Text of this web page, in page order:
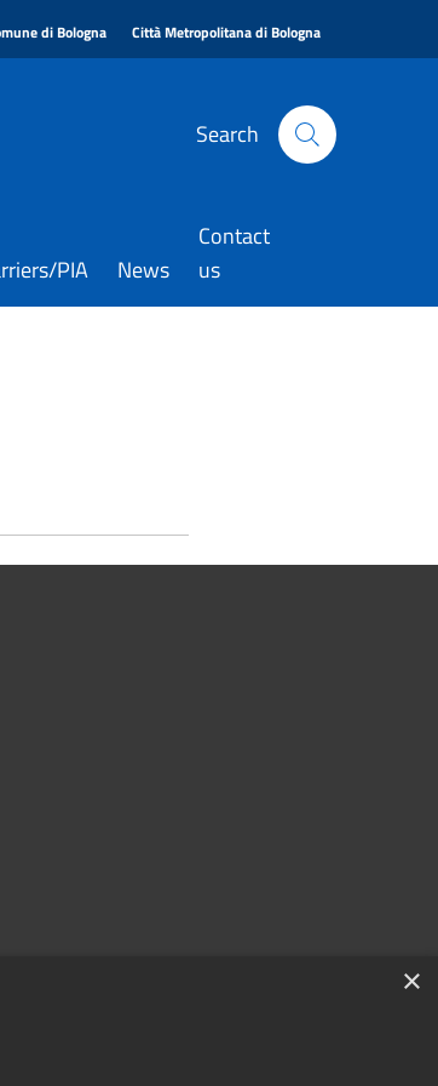
di Bologna Città Metropolitana di Bologna
Search
PIA News
Contact
us
Powered by
×